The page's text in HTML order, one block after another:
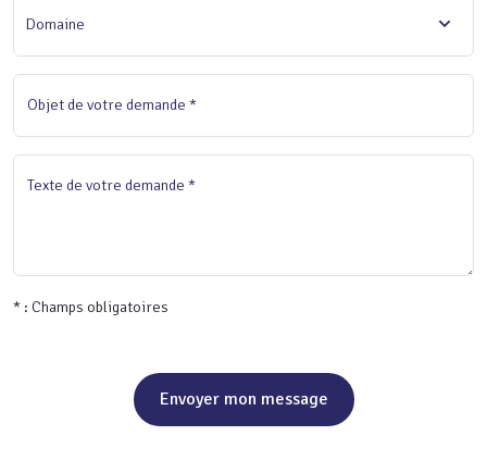
Domaine
Objet de votre demande *
Texte de votre demande *
* : Champs obligatoires
Envoyer mon message